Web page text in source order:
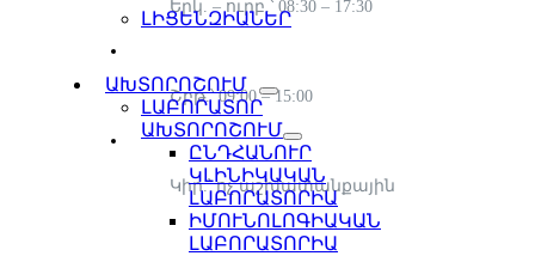
ԼԻՑԵՆԶԻԱՆԵՐ
ԱԽՏՈՐՈՇՈՒՄ
ԼԱԲՈՐԱՏՈՐ
ԱԽՏՈՐՈՇՈՒՄ
ԸՆԴՀԱՆՈՒՐ
ԿԼԻՆԻԿԱԿԱՆ
ԼԱԲՈՐԱՏՈՐԻԱ
ԻՄՈՒՆՈԼՈԳԻԱԿԱՆ
ԼԱԲՈՐԱՏՈՐԻԱ
Երկ. – ուրբ.՝ 08:30 – 17:30
Շբթ.՝ 09:00 – 15:00
Կիր.՝ ոչ աշխատանքային